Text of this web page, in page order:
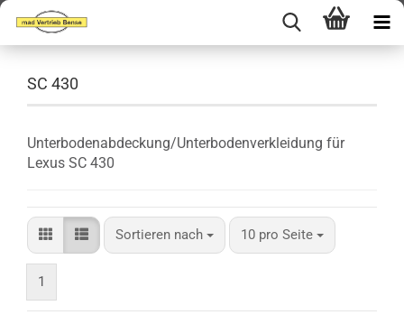
SC 430
Unterbodenabdeckung/Unterbodenverkleidung für
Lexus SC 430
Sortieren nach
Sortieren nach 10 pro Seite
pro Seite
1